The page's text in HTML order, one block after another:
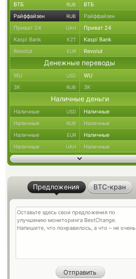
ВТБ RUB ВТБ
Райффайзен RUB Райффайзен
Приват 24 UAH Приват 24
Kaspi Bank KZT Kaspi Bank
Revolut EUR Revolut
Денежные переводы
WU USD WU
ЗК RUB ЗК
Наличные деньги
Наличные USD Наличные
Наличные RUB Наличные
Наличные EUR Наличные
Наличные UAH Наличные
Предложения BTC-кран